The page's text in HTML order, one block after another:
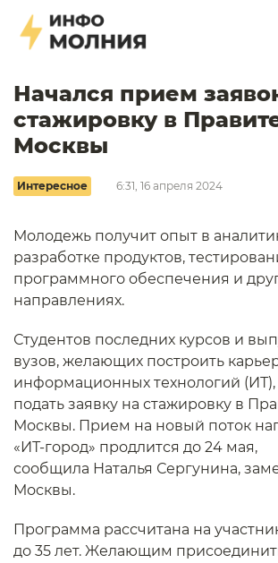
Начался прием
стажировку в
Москвы
Интересное 6:31, 16 апреля 2024
Молодежь получит опыт в
разработке продуктов,
программного обеспечения и
направлениях.
Студентов последних курсов и
вузов, желающих построить
информационных технологий
подать заявку на стажировку в
Москвы. Прием на новый поток
«ИТ-город» продлится до 24 мая,
сообщила Наталья Сергунина,
Москвы.
Программа рассчитана на
до 35 лет. Желающим